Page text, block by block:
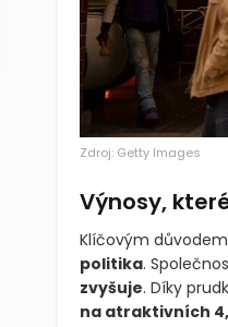
Zdroj: Getty Images
Výnosy,
Klíčovým
politika.
zvyšuje. Díky
na atraktivních